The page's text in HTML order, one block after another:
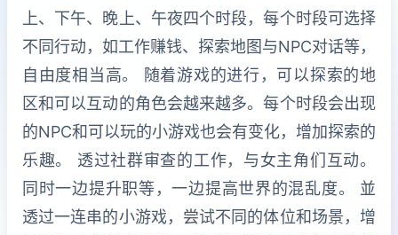
上、下午、晚上、午夜四个时段，每个时段可选择
不同行动，如工作赚钱、探索地图与NPC对话等，
自由度相当高。 随着游戏的进行，可以探索的地
区和可以互动的角色会越来越多。每个时段会出现
的NPC和可以玩的小游戏也会有变化，增加探索的
乐趣。 透过社群审查的工作，与女主角们互动。
同时一边提升职等，一边提高世界的混乱度。 並
透过一连串的小游戏，尝试不同的体位和场景，增